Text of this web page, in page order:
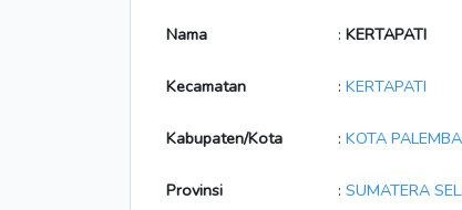
Nama : KERTAPATI
Kecamatan : KERTAPATI
Kabupaten/Kota : KOTA
Provinsi : SUMATERA